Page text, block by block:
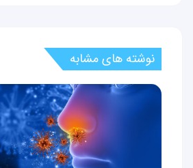
نوشته های مشابه